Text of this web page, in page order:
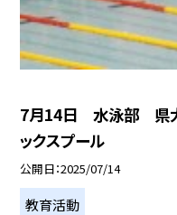
7月14日 水泳部 県
ックスプール
公開日 2025/07/14
教育活動